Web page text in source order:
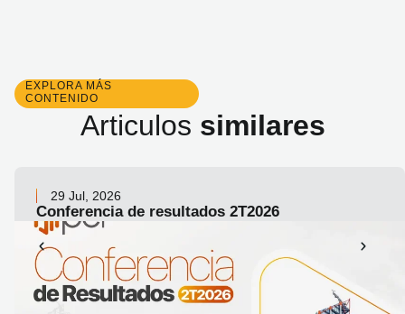
EXPLORA MÁS
CONTENIDO
Articulos similares
29 Jul, 2026
Conferencia de resultados 2T2026
LEER ARTICULO